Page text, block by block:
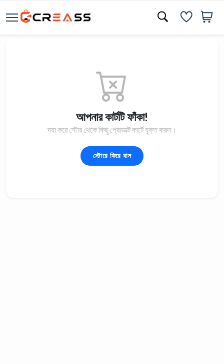
আপনার কার্টটি ফাঁকা!
দয়া করে স্টোর থেকে কিছু প্রোডাক্ট কার্টে যুক্ত করুন।
স্টোরে ফিরে যান